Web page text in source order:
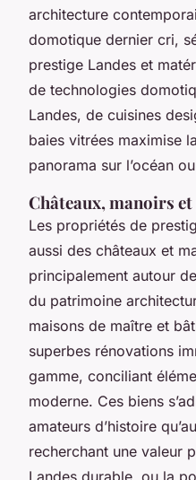
architecture
domotique dernier cri,
prestige Landes et
de technologies
Landes, de cuisines
baies vitrées maximise
panorama sur l’océan
Châteaux, manoirs
Les propriétés de
aussi des châteaux et
principalement autour
du patrimoine
maisons de maître et
superbes rénovations
gamme, conciliant
moderne. Ces biens
amateurs d’histoire
recherchant une valeur
Landes durable, ou la